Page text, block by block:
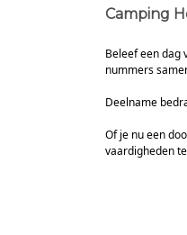
Camping
Beleef een dag
nummers
Deelname
Of je nu een
vaardigheden